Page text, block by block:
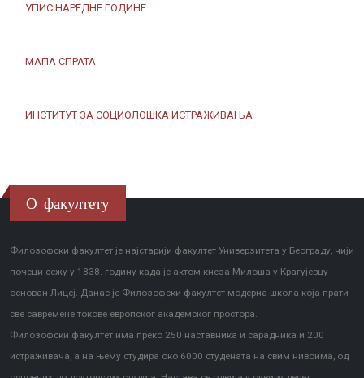
УПИС НАРЕДНЕ ГОДИНЕ
МАПА СПРАТА
ИНСТИТУТ ЗА СОЦИОЛОШКА ИСТРАЖИВАЊА
О факултету
Филозофски факултет је најстарији факултет Универзитета у Београду, чији
почеци сежу у 1838. годину када је актом кнеза Милоша у Крагујевцу
основан Лицеј. Данас је Филозофски факултет модерна школа која прати
све савремене токове европског академског простора.
Филозофски факултет има преко 250 наставника и сарадника и 200
истраживача, а на њему студира око 6000 студената на свим нивоима, од